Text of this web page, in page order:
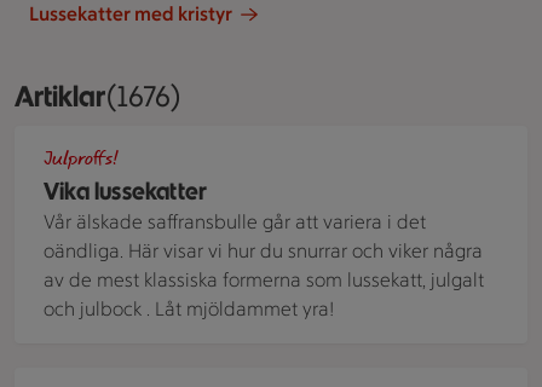
Lussekatter med kristyr
ArtiklarVisar 1676 stycken
(1676)
Vika lussekatter
Julproffs!
Vår älskade saffransbulle går att variera i det
oändliga. Här visar vi hur du snurrar och viker några
av de mest klassiska formerna som lussekatt, julgalt
och julbock . Låt mjöldammet yra!